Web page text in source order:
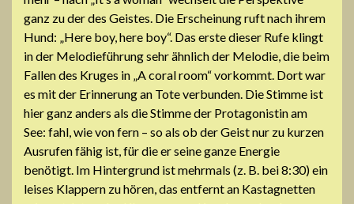
ganz zu der des Geistes. Die Erscheinung ruft nach ihrem
Hund: „Here boy, here boy“. Das erste dieser Rufe klingt
in der Melodieführung sehr ähnlich der Melodie, die beim
Fallen des Kruges in „A coral room“ vorkommt. Dort war
es mit der Erinnerung an Tote verbunden. Die Stimme ist
hier ganz anders als die Stimme der Protagonistin am
See: fahl, wie von fern – so als ob der Geist nur zu kurzen
Ausrufen fähig ist, für die er seine ganze Energie
benötigt. Im Hintergrund ist mehrmals (z. B. bei 8:30) ein
leises Klappern zu hören, das entfernt an Kastagnetten